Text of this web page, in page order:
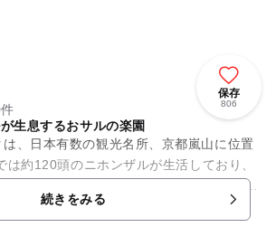
保存
806
生息するおサルの楽園
、日本有数の観光名所、京都嵐山に位置
は約120頭のニホンザルが生活しており、
を間近で見ることができます。 おサルに
続きをみる